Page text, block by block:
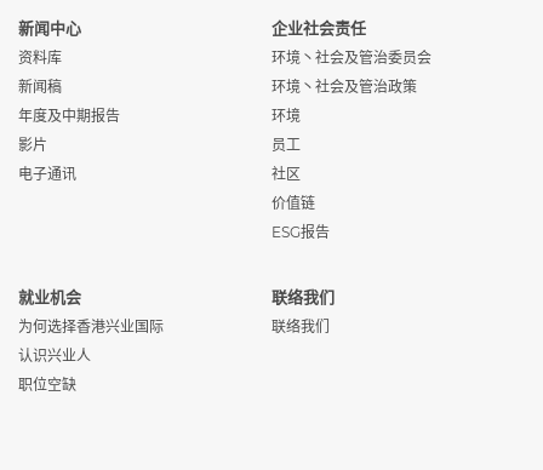
新闻中心
资料库
新闻稿
年度及中期报告
影片
电子通讯
企业社会责任
环境丶社会及管治委员会
环境丶社会及管治政策
环境
员工
社区
价值链
ESG报告
就业机会
为何选择香港兴业国际
认识兴业人
职位空缺
联络我们
联络我们